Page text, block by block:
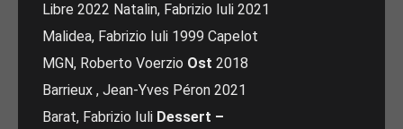
Libre 2022 Natalin, Fabrizio Iuli 2021
Malidea, Fabrizio Iuli 1999 Capelot
MGN, Roberto Voerzio Ost 2018
Barrieux , Jean-Yves Péron 2021
Barat, Fabrizio Iuli Dessert –